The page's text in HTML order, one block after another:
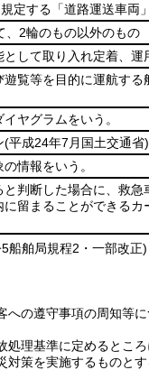
定する「道路運送車両」
、2輪のもの以外のもの
して取り入れ定着、運
覧等を目的に運航する
ヤグラムをいう。
(平成24年7月国土交通省)
情報をいう。
判断した場合に、救急
留まることができるカ
船舶局規程2・一部改正)
の遵守事項の周知等
理基準に定めるところ
策を実施するものとす